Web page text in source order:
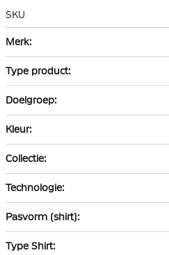
SKU
informatie